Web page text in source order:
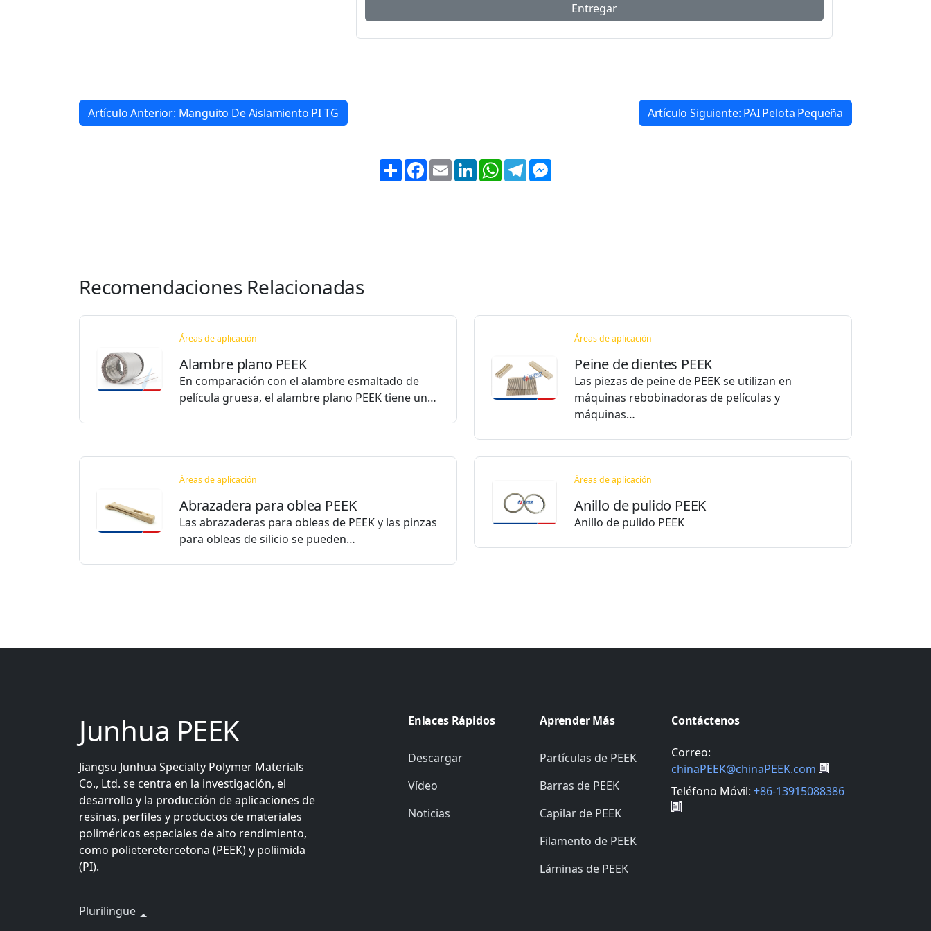
Artículo Anterior: Manguito De Aislamiento PI TG Artículo Siguiente: PAI Pelota Pequeña
ShareFacebook
EmailLinkedInWhatsApp
Telegram
Recomendaciones Relacionadas
Áreas de aplicación
Alambre plano PEEK
En comparación con el alambre esmaltado de
película gruesa, el alambre plano PEEK tiene un…
Áreas de aplicación
Peine de dientes PEEK
Las piezas de peine de PEEK se utilizan en
máquinas rebobinadoras de películas y
máquinas…
Áreas de aplicación
Abrazadera para oblea PEEK
Las abrazaderas para obleas de PEEK y las pinzas
para obleas de silicio se pueden…
Áreas de aplicación
Anillo de pulido PEEK
Anillo de pulido PEEK
Junhua PEEK
Jiangsu Junhua Specialty Polymer Materials
Co., Ltd. se centra en la investigación, el
desarrollo y la producción de aplicaciones de
resinas, perfiles y productos de materiales
poliméricos especiales de alto rendimiento,
como polieteretercetona (PEEK) y poliimida
(PI).
Plurilingüe
Enlaces Rápidos
Descargar
Vídeo
Noticias
Aprender Más
Partículas de PEEK
Barras de PEEK
Capilar de PEEK
Filamento de PEEK
Láminas de PEEK
Contáctenos
Correo:
chinaPEEK@chinaPEEK.com
Teléfono Móvil: +86-13915088386